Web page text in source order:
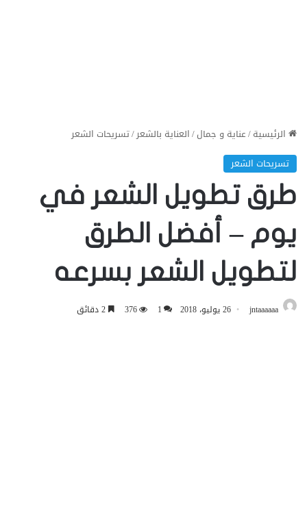
الرئيسية/عناية و جمال/العناية بالشعر/تسريحات الشعر
تسريحات الشعر
طرق تطويل الشعر في
يوم – أفضل الطرق
لتطويل الشعر بسرعه
jntaaaaaa 26 يوليو، 2018 1
376